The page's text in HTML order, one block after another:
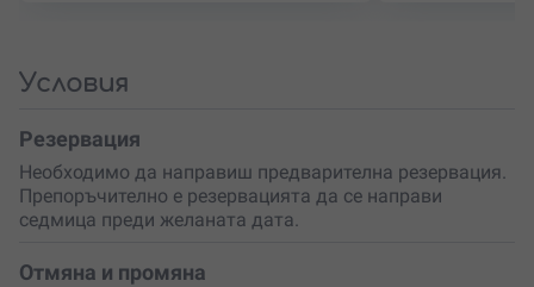
Условия
Резервация
Необходимо да направиш предварителна резервация.
Препоръчително е резервацията да се направи
седмица преди желаната дата.
Отмяна и промяна